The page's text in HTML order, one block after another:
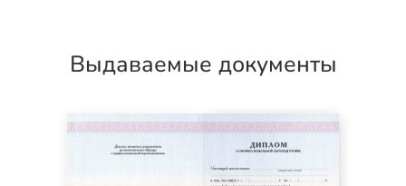
Выдаваемые документы